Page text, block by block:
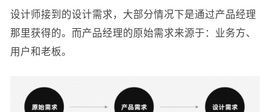
设计师接到的设计需求，大部分情况下是通过产品经理
那里获得的。而产品经理的原始需求来源于：业务方、
用户和老板。